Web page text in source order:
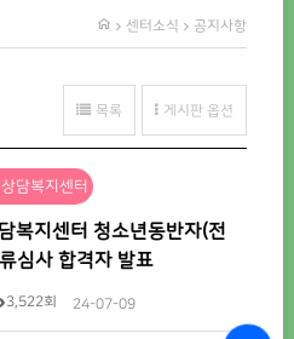
센터소식 공지사항
목록 게시판 옵션
담복지센터
복지센터 청소년동반자(전
심사 합격자 발표
3,522회 24-07-09